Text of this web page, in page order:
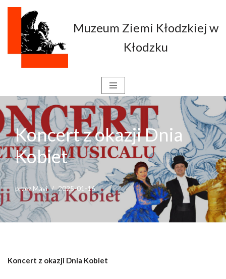
Przejdź
treści
Muzeum Ziemi Kłodzkiej w
Kłodzku
Koncert z okazji Dnia
Kobiet
przez Mavi 2025-01-16
Koncert z okazji Dnia Kobiet